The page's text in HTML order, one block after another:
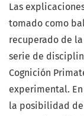
Las
tomado como
recuperado de
serie de
Cognición
experimental.
la posibilidad de